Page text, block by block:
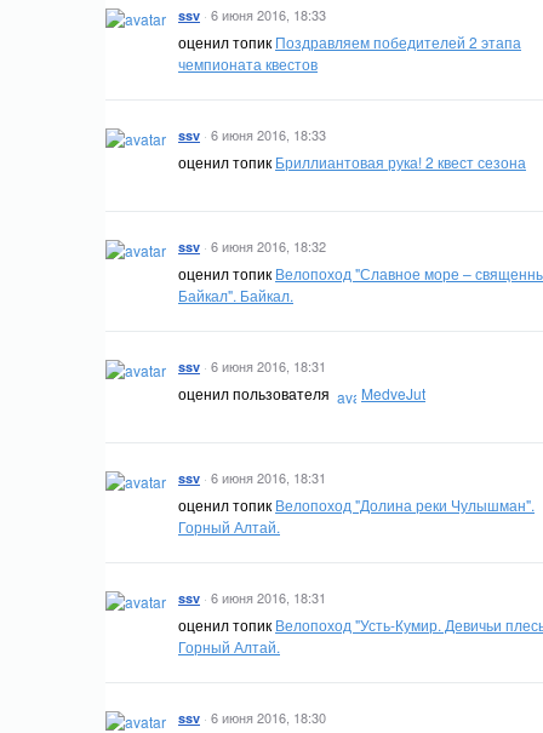
ssv · 6 июня 2016, 18:33
оценил топик Поздравляем победителей 2 этапа
чемпионата квестов
ssv · 6 июня 2016, 18:33
оценил топик Бриллиантовая рука! 2 квест сезона
ssv · 6 июня 2016, 18:32
оценил топик Велопоход "Славное море –
Байкал". Байкал.
ssv · 6 июня 2016, 18:31
оценил пользователя MedveJut
ssv · 6 июня 2016, 18:31
оценил топик Велопоход "Долина реки Чулышман".
Горный Алтай.
ssv · 6 июня 2016, 18:31
оценил топик Велопоход "Усть-Кумир. Девичьи
Горный Алтай.
ssv · 6 июня 2016, 18:30